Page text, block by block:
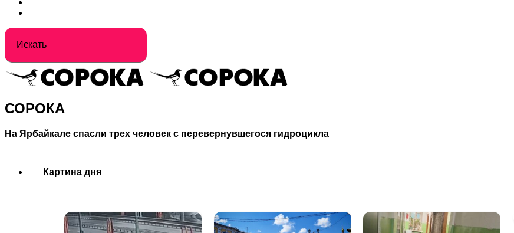
СОРОКА
На Ярбайкале спасли трех человек с перевернувшегося гидроцикла
Картина дня